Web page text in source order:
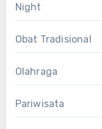
Night
Obat Tradisional
Olahraga
Pariwisata